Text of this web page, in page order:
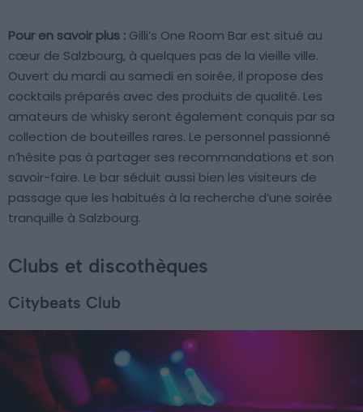
Pour en savoir plus : Gilli’s One Room Bar est situé au
cœur de Salzbourg, à quelques pas de la vieille ville.
Ouvert du mardi au samedi en soirée, il propose des
cocktails préparés avec des produits de qualité. Les
amateurs de whisky seront également conquis par sa
collection de bouteilles rares. Le personnel passionné
n’hésite pas à partager ses recommandations et son
savoir-faire. Le bar séduit aussi bien les visiteurs de
passage que les habitués à la recherche d’une soirée
tranquille à Salzbourg.
Clubs et discothèques
Citybeats Club